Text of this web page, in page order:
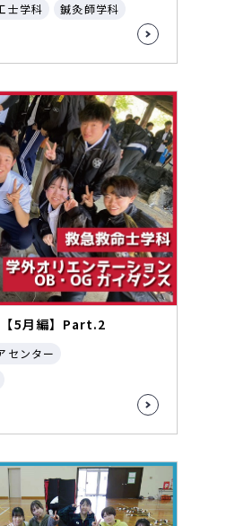
士学科
鍼灸師学科
5月編】Part.2
センター